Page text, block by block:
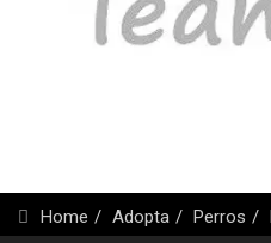
Home Adopta Perros